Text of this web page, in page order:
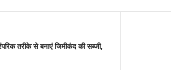
तरीके से बनाएं जिमीकंद की सब्जी,